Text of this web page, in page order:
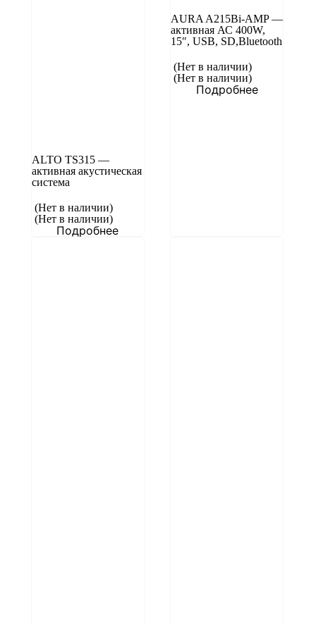
ALTO TS315 —
активная акустическая
система
(Нет в наличии)
(Нет в наличии)
Подробнее
AURA A215Bi-AMP —
активная АС 400W,
15″, USB, SD,Bluetooth
(Нет в наличии)
(Нет в наличии)
Подробнее